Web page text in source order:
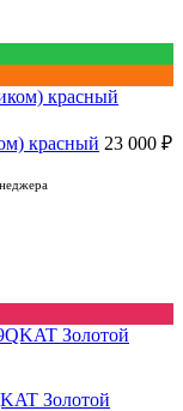
красный 23 000 ₽
Золотой